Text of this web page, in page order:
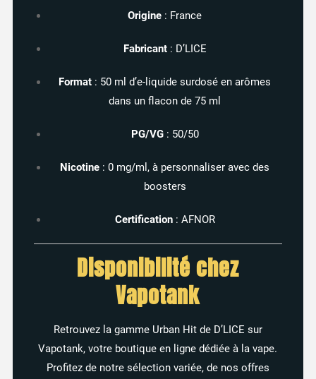
Origine : France
Fabricant: D’LICE
Format : 50 mld’e- liquidesurdoséenarômes
dans unflaconde75 ml
PG/VG: 50/50
Nicotine :0 mg/ml,à personnaliseravecdes
boosters
Certification: AFNOR
Disponibilité chez
Vapotank
Retrouvez la gamme Urban Hit de D’LICE sur
Vapotank,votre boutiqueen lignedédiéeà lavape.
Profitez de notre sélection variée, de nos offres